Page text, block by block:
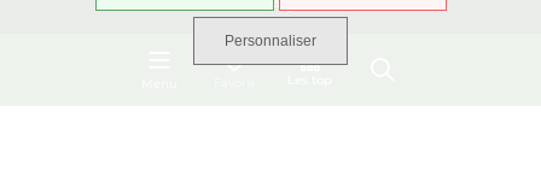
Personnaliser